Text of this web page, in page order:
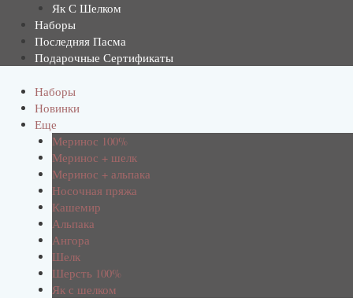
Як С Шелком
Наборы
Последняя Пасма
Подарочные Сертификаты
Наборы
Новинки
Еще
Меринос 100%
Меринос + шелк
Меринос + альпака
Носочная пряжа
Кашемир
Альпака
Ангора
Шелк
Шерсть 100%
Як с шелком